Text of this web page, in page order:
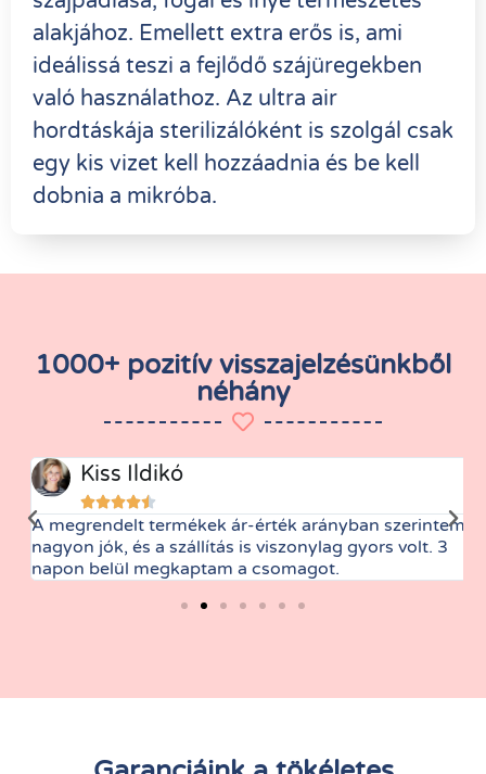
alakjához. Emellett extra erős is, ami
ideálissá teszi a fejlődő szájüregekben
való használathoz. Az ultra air
hordtáskája sterilizálóként is szolgál csak
egy kis vizet kell hozzáadnia és be kell
dobnia a mikróba.
1000+ pozitív visszajelzésünkből
néhány
Kiss Ildikó

A megrendelt termékek ár-érték arányban szerintem
nagyon jók, és a szállítás is viszonylag gyors volt. 3
napon belül megkaptam a csomagot.